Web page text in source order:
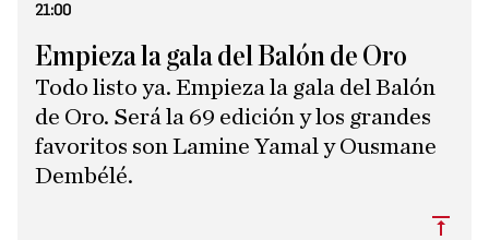
21:00
Empieza la gala del Balón de Oro
Todo listo ya. Empieza la gala del Balón
de Oro. Será la 69 edición y los grandes
favoritos son Lamine Yamal y Ousmane
Dembélé.